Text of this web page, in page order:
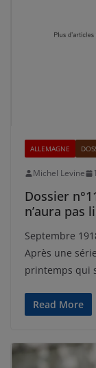
ALLEMAGNE
Michel Levine
Dossier
n’aura pas
Septembre
Après une
printemps qui
Read More